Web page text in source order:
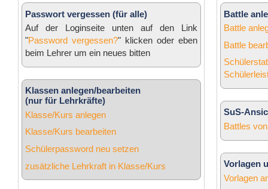
Passwort vergessen (für alle)
Auf der Loginseite unten auf den Link
"Password vergessen?" klicken oder eben
beim Lehrer um ein neues bitten
Klassen anlegen/bearbeiten
(nur für Lehrkräfte)
Klasse/Kurs anlegen
Klasse/Kurs bearbeiten
Schülerpassword neu setzen
zusätzliche Lehrkraft in Klasse/Kurs
Battle
Battle
Battle
SuS-
Battles
Vorlagen
Vorlagen